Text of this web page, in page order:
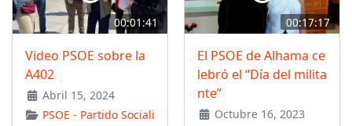
00:01:41
Video PSOE sobre la
A402
Abril 15, 2024
PSOE - Partido Sociali
00:17:17
El PSOE de Alhama ce
lebró el “Día del milita
nte”
Octubre 16, 2023